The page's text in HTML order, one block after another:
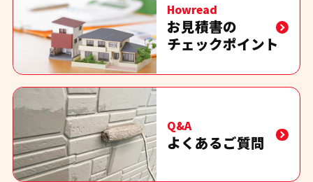
Howread
お見積書の
チェックポイント
Q&A
よくあるご質問